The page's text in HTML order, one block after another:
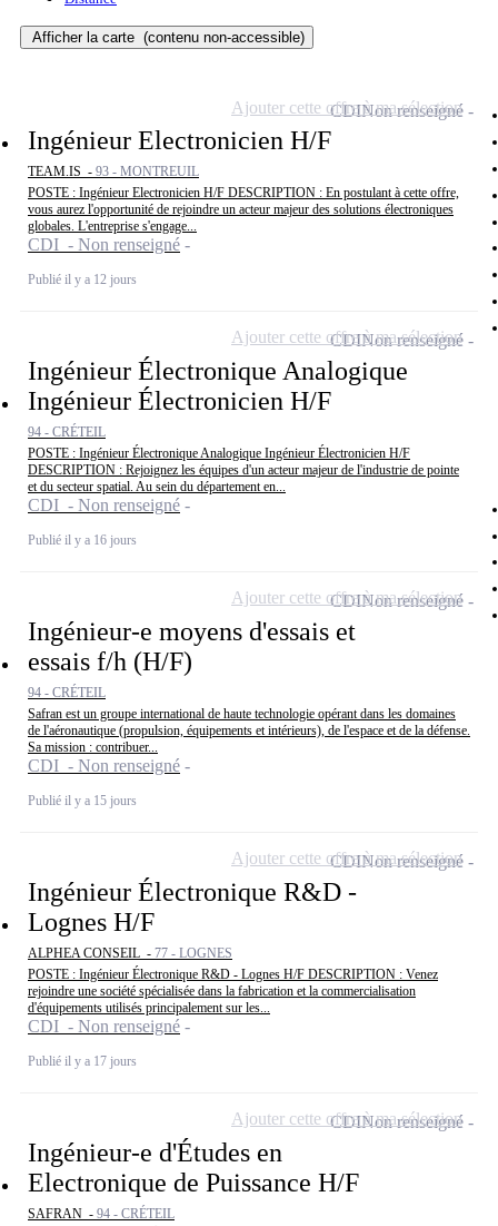
Afficher la carte (contenu non-accessible)
Ingénieur Electronicien H/F
TEAM.IS - 93 - MONTREUIL
POSTE : Ingénieur Electronicien H/F DESCRIPTION : En postulant à cette offre,
vous aurez l'opportunité de rejoindre un acteur majeur des solutions électroniques
globales. L'entreprise s'engage...
CDI - Non renseigné
Publié il y a 12 jours
CDINon renseigné
Ajouter cette offre à ma sélection
Ingénieur Électronique Analogique
Ingénieur Électronicien H/F
94 - CRÉTEIL
POSTE : Ingénieur Électronique Analogique Ingénieur Électronicien H/F
DESCRIPTION : Rejoignez les équipes d'un acteur majeur de l'industrie de pointe
et du secteur spatial. Au sein du département en...
CDI - Non renseigné
Publié il y a 16 jours
CDINon renseigné
Ajouter cette offre à ma sélection
Ingénieur-e moyens d'essais et
essais f/h (H/F)
94 - CRÉTEIL
Safran est un groupe international de haute technologie opérant dans les domaines
de l'aéronautique (propulsion, équipements et intérieurs), de l'espace et de la défense.
Sa mission : contribuer...
CDI - Non renseigné
Publié il y a 15 jours
CDINon renseigné
Ajouter cette offre à ma sélection
Ingénieur Électronique R&D -
Lognes H/F
ALPHEA CONSEIL - 77 - LOGNES
POSTE : Ingénieur Électronique R&D - Lognes H/F DESCRIPTION : Venez
rejoindre une société spécialisée dans la fabrication et la commercialisation
d'équipements utilisés principalement sur les...
CDI - Non renseigné
Publié il y a 17 jours
CDINon renseigné
Ajouter cette offre à ma sélection
Ingénieur-e d'Études en
Electronique de Puissance H/F
SAFRAN - 94 - CRÉTEIL
CDINon renseigné
Ajouter cette offre à ma sélection